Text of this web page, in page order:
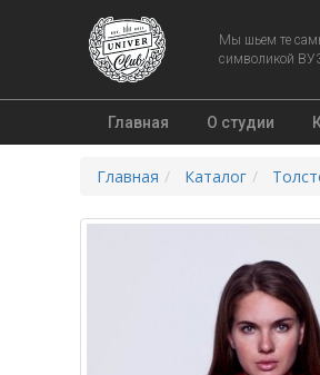
Мы шьем те
символикой
Главная О студии
Главная Каталог